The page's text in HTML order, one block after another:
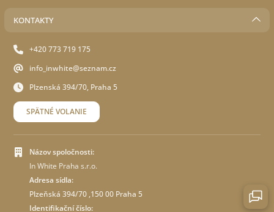
KONTAKTY
+420 773 719 175
info_inwhite@seznam.cz
Plzenská 394/70, Praha 5
SPÄTNÉ VOLANIE
Názov spoločnosti:
In White Praha s.r.o.
Adresa sídla:
Plzeňská 394/70 ,150 00 Praha 5
Identifikační číslo: